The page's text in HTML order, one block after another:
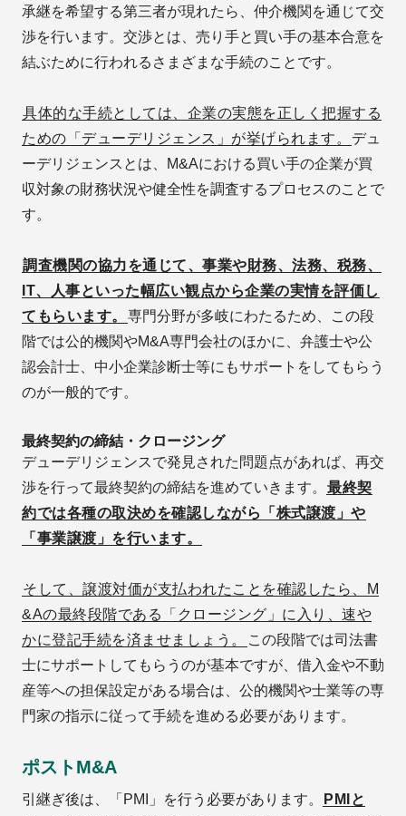
承継を希望する第三者が現れたら、仲介機関を通じて交
渉を行います。交渉とは、売り手と買い手の基本合意を
結ぶために行われるさまざまな手続のことです。
具体的な手続としては、企業の実態を正しく把握する
ための「デューデリジェンス」が挙げられます。
デュ
ーデリジェンスとは、M&Aにおける買い手の企業が買
収対象の財務状況や健全性を調査するプロセスのことで
す。
調査機関の協力を通じて、事業や財務、法務、税務、
IT、人事といった幅広い観点から企業の実情を評価し
てもらいます。 専門分野が多岐にわたるため、この段
階では公的機関やM&A専門会社のほかに、弁護士や公
認会計士、中小企業診断士等にもサポートをしてもらう
のが一般的です。
最終契約の締結・クロージング
デューデリジェンスで発見された問題点があれば、再交
渉を行って最終契約の締結を進めていきます。 最終契
約では各種の取決めを確認しながら「株式譲渡」や
「事業譲渡」を行います。
そして、譲渡対価が支払われたことを確認したら、M
&Aの最終段階である「クロージング」に入り、速や
かに登記手続を済ませましょう。
この段階では司法書
士にサポートしてもらうのが基本ですが、借入金や不動
産等への担保設定がある場合は、公的機関や士業等の専
門家の指示に従って手続を進める必要があります。
ポストM&A
引継ぎ後は、「PMI」を行う必要があります。
PMIと